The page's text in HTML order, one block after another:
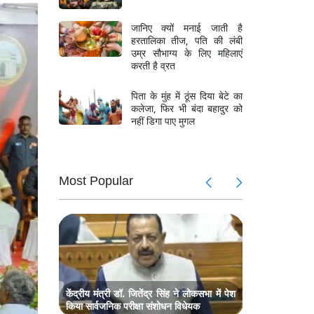
जानिए क्यों मनाई जाती है
हरतालिका तीज, पति की लंबी
उम्र सौभाग्य के लिए महिलाएं
करती है व्रत
पिता के मुंह में ठूंस दिया बेटे का
कलेजा, फिर भी बंदा बहादुर को
नहीं डिगा पाए मुगल
Most Popular
मिलन,
नेता भी
होने
बैठक,
केंद्रीय मंत्री डॉ. जितेंद्र सिंह ने लोकसभा में पेश
किया सार्वजनिक परीक्षा संशोधन विधेयक